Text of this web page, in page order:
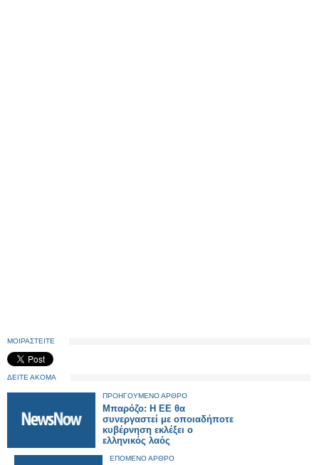
ΜΟΙΡΑΣΤΕΙΤΕ
ΔΕΙΤΕ ΑΚΟΜΑ
ΠΡΟΗΓΟΥΜΕΝΟ ΑΡΘΡΟ
Μπαρόζο: Η ΕΕ θα
συνεργαστεί με οποιαδήποτε
κυβέρνηση εκλέξει ο
ελληνικός λαός
ΕΠΟΜΕΝΟ ΑΡΘΡΟ